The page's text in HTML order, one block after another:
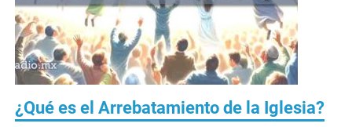
¿Qué es el Arrebatamiento de la Iglesia?